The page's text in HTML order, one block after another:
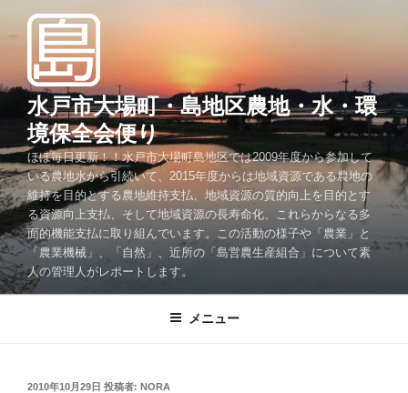
ツ
キ
ッ
プ
水戸市大場町・島地区農地・水・環
境保全会便り
ほぼ毎日更新！！水戸市大場町島地区では2009年度から参加して
いる農地水から引続いて、2015年度からは地域資源である農地の
維持を目的とする農地維持支払、地域資源の質的向上を目的とす
る資源向上支払、そして地域資源の長寿命化、これらからなる多
面的機能支払に取り組んでいます。この活動の様子や「農業」と
「農業機械」、「自然」、近所の「島営農生産組合」について素
人の管理人がレポートします。
メニュー
投
2010年10月29日 投稿者: NORA